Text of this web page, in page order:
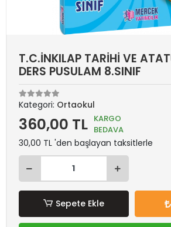
T.C.İNKILAP TARİHİ VE
DERS PUSULAM 8.SINIF
Kategori: Ortaokul
360,00 TL KARGO
BEDAVA
30,00 TL 'den başlayan taksitlerle
Sepete Ekle